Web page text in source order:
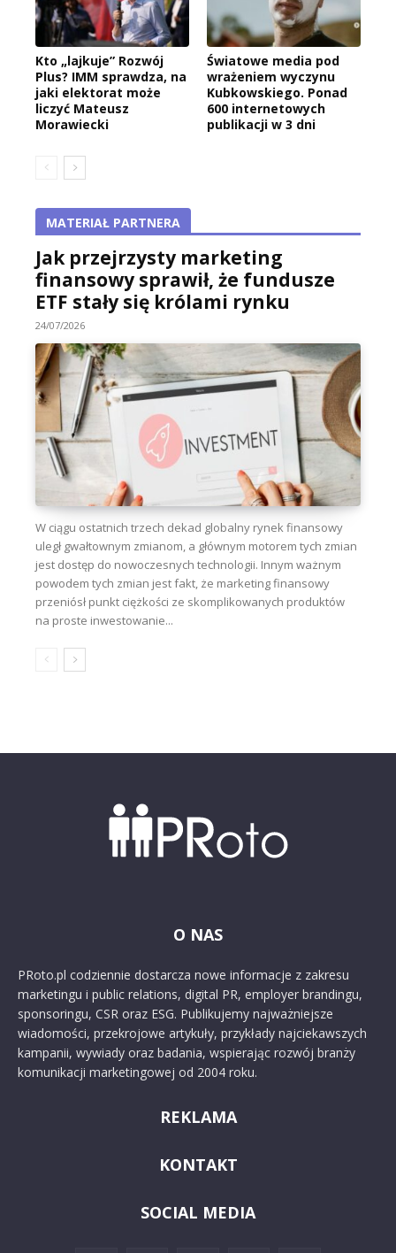
Kto „lajkuje” Rozwój
Plus? IMM sprawdza, na
jaki elektorat może
liczyć Mateusz
Morawiecki
Światowe media pod
wrażeniem wyczynu
Kubkowskiego. Ponad
600 internetowych
publikacji w 3 dni
MATERIAŁ PARTNERA
Jak przejrzysty marketing
finansowy sprawił, że fundusze
ETF stały się królami rynku
24/07/2026
W ciągu ostatnich trzech dekad globalny rynek finansowy
uległ gwałtownym zmianom, a głównym motorem tych zmian
jest dostęp do nowoczesnych technologii. Innym ważnym
powodem tych zmian jest fakt, że marketing finansowy
przeniósł punkt ciężkości ze skomplikowanych produktów
na proste inwestowanie...
O NAS
PRoto.pl codziennie dostarcza nowe informacje z zakresu
marketingu i public relations, digital PR, employer brandingu,
sponsoringu, CSR oraz ESG. Publikujemy najważniejsze
wiadomości, przekrojowe artykuły, przykłady najciekawszych
kampanii, wywiady oraz badania, wspierając rozwój branży
komunikacji marketingowej od 2004 roku.
REKLAMA
KONTAKT
SOCIAL MEDIA